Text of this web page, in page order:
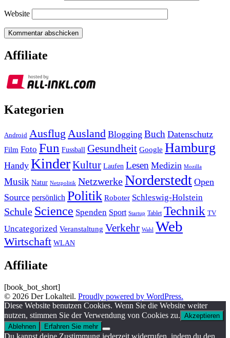
Website
Affiliate
Kategorien
Android Ausflug Ausland Blogging Buch Datenschutz
Film Foto Fun Fussball Gesundheit Google Hamburg
Handy KinderKultur Laufen Lesen Medizin Mozilla
Musik Natur Netzpolitik NetzwerkeNorderstedt Open
Source persönlich Politik Roboter Schleswig-Holstein
Schule Science Spenden Sport Startup Tablet Technik TV
Uncategorized Veranstaltung Verkehr Wahl Web
Wirtschaft WLAN
Affiliate
[book_bot_short]
© 2026 Der Lokalteil. Proudly powered by WordPress.
Diese Website benutzen Cookies. Wenn Sie die Website weiter
nutzen, stimmen Sie der Verwendung von Cookies zu. Akzeptieren
Ablehnen
Erfahren Sie mehr
Du kannst deine Zustimmung jederzeit widerrufen, indem du den